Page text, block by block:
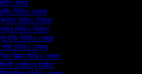
মেকার
ভিডিও মেকার
ভিডিও নির্মাতা
ভিডিও নির্মাতা
ভিডিও মেকার
ভিডিও মেকার
স্ক্রিন ভিডিও মেকার
চলচ্চিত্র নির্মাতা